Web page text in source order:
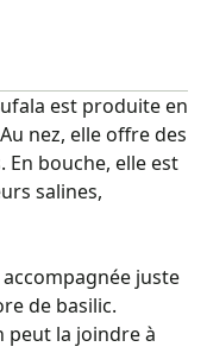
est produite en
nez, elle offre des
En bouche, elle est
salines,
juste
de basilic.
peut la joindre à